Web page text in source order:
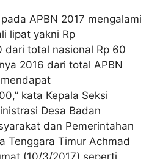
APBN 2017 mengalami
lipat yakni Rp
total nasional Rp 60
2016 dari total APBN
kata Kepala Seksi
Desa Badan
dan Pemerintahan
Tenggara Timur Achmad
(10/3/2017) seperti